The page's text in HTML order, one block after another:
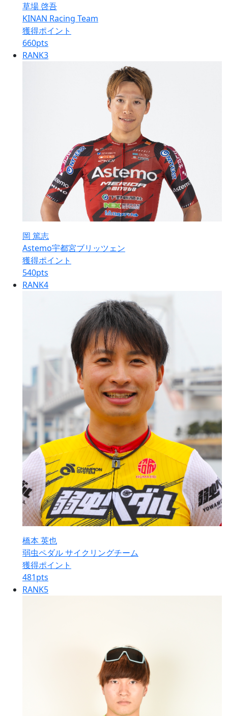
草場 啓吾
KINAN Racing Team
獲得ポイント
660pts
RANK3
岡 篤志
Astemo宇都宮ブリッツェン
獲得ポイント
540pts
RANK4
橋本 英也
弱虫ペダル サイクリングチーム
獲得ポイント
481pts
RANK5